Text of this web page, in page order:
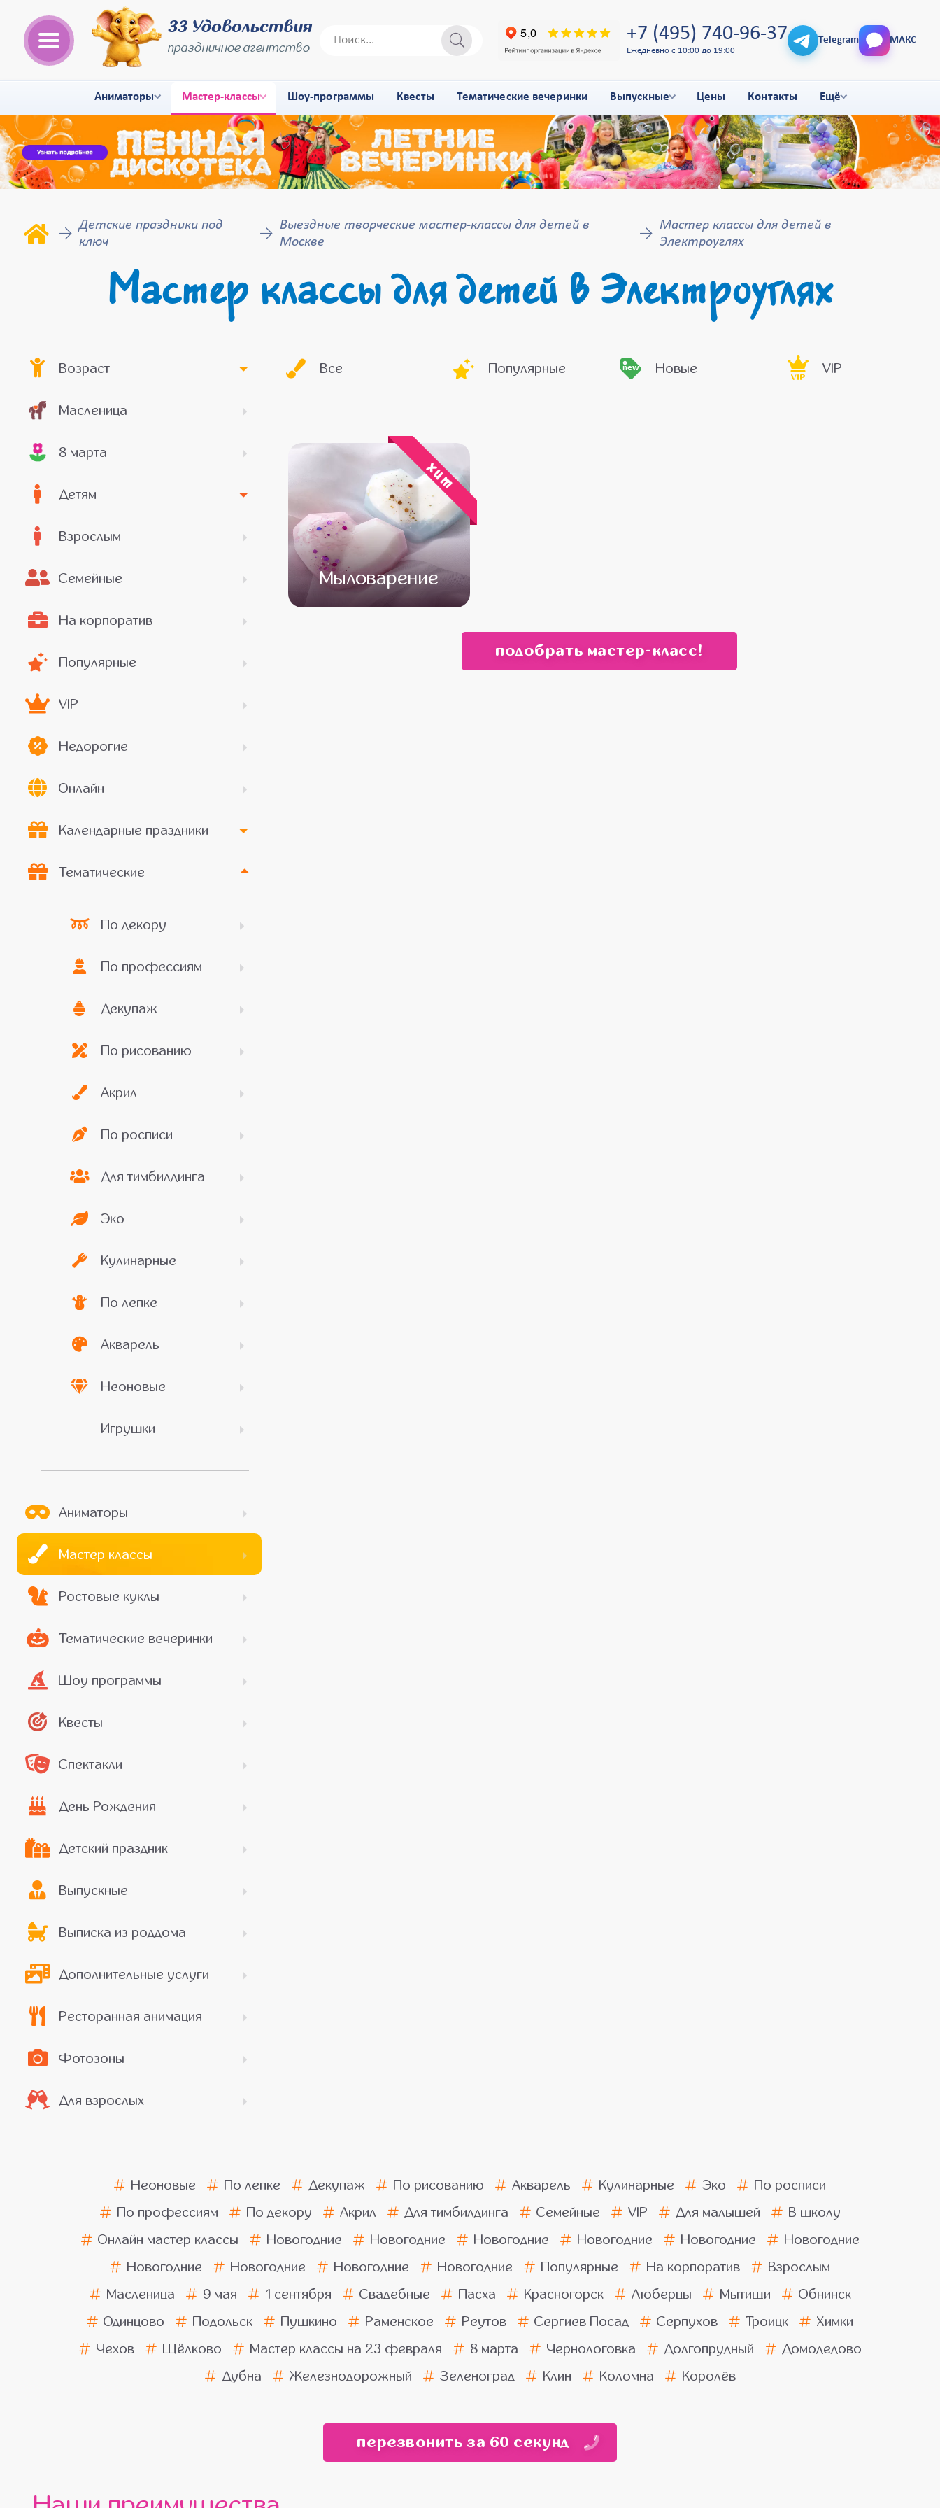
33 Удовольствия
праздничное агентство
+7 (495) 740-96-37
Ежедневно с 10:00 до 19:00
Telegram МАКС
Аниматоры Мастер-классы Шоу-программы Квесты Тематические вечеринки Выпускные Цены Контакты Ещё
Детские праздники под
ключ
Выездные творческие мастер-классы для детей в
Москве
Мастер классы для детей в
Электроуглях
Мастер классы для детей в Электроуглях
Аниматоры
Мастер классы
Ростовые куклы
Тематические вечеринки
Шоу программы
Квесты
Спектакли
День Рождения
Детский праздник
Выпускные
Выписка из роддома
Дополнительные услуги
Ресторанная анимация
Фотозоны
Для взрослых
Возраст
Масленица
8 марта
Детям
Взрослым
Семейные
На корпоратив
Популярные
VIP
Недорогие
Онлайн
Календарные праздники
Тематические
По декору
По профессиям
Декупаж
По рисованию
Акрил
По росписи
Для тимбилдинга
Эко
Кулинарные
По лепке
Акварель
Неоновые
Игрушки
Все Популярные new Новые
VIP
VIP
Мыловарение
хит
подобрать мастер-класс!
Неоновые По лепке Декупаж По рисованию Акварель Кулинарные Эко
По росписи
По профессиям
По декору Акрил Для тимбилдинга Семейные VIP Для малышей
В школу
Онлайн мастер классы
Новогодние Новогодние Новогодние Новогодние Новогодние
Новогодние
Новогодние
Новогодние Новогодние Новогодние Популярные На корпоратив
Взрослым
Масленица
9 мая 1 сентября Свадебные Пасха Красногорск Люберцы Мытищи
Обнинск
Одинцово
Подольск Пушкино Раменское Реутов Сергиев Посад Серпухов Троицк
Химки
Чехов
Щёлково Мастер классы на 23 февраля 8 марта Чернологовка Долгопрудный
Домодедово
Дубна
Железнодорожный Зеленоград Клин Коломна Королёв
перезвонить за 60 секунд